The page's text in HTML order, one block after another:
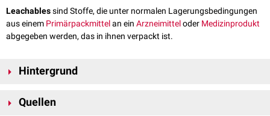
Leachablessind Stoffe, die unter normalen Lagerungsbedingungen
aus einem Primärpackmittelan ein Arzneimitteloder Medizinprodukt
abgegeben werden, das in ihnen verpackt ist.
Hintergrund
Medizinprodukt geschieht über
Quellen